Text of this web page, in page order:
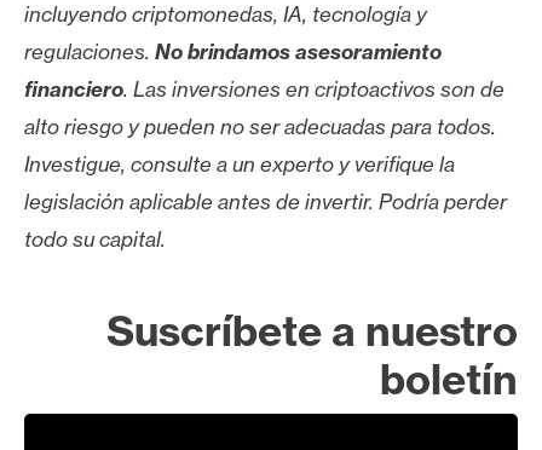
incluyendo criptomonedas, IA, tecnología y
regulaciones. No brindamos asesoramiento
financiero. Las inversiones en criptoactivos son de
alto riesgo y pueden no ser adecuadas para todos.
Investigue, consulte a un experto y verifique la
legislación aplicable antes de invertir. Podría perder
todo su capital.
Suscríbete a nuestro
boletín